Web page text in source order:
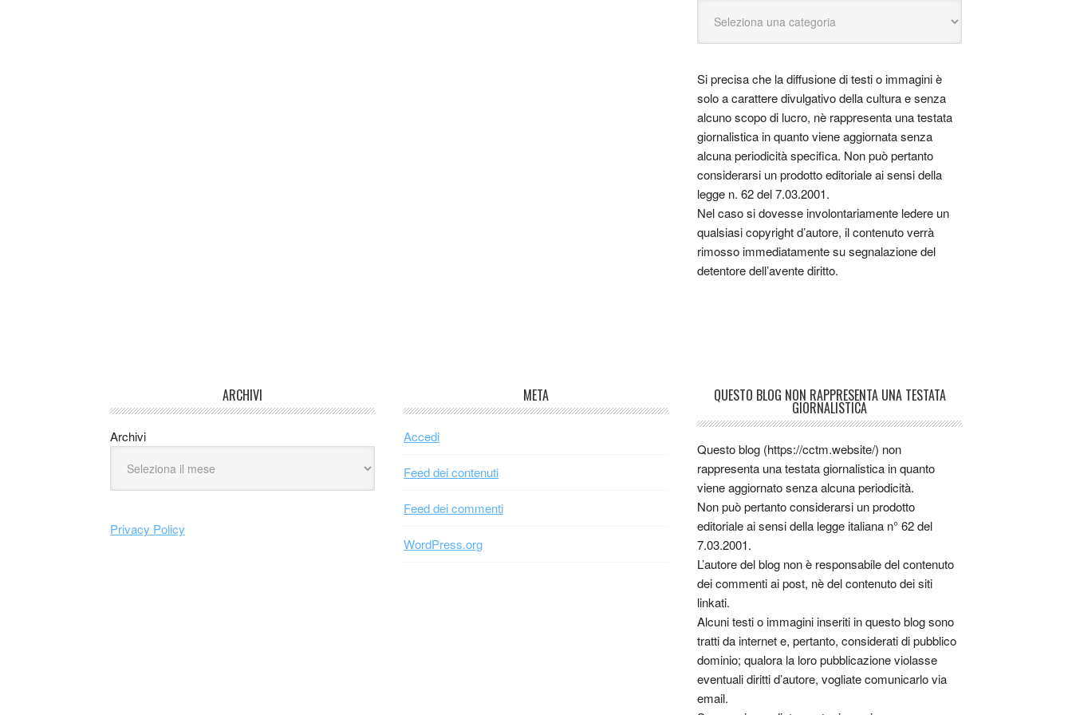
Si precisa che la diffusione di testi o immagini è
solo a carattere divulgativo della cultura e senza
alcuno scopo di lucro, nè rappresenta una testata
giornalistica in quanto viene aggiornata senza
alcuna periodicità specifica. Non può pertanto
considerarsi un prodotto editoriale ai sensi della
legge n. 62 del 7.03.2001.
Nel caso si dovesse involontariamente ledere un
qualsiasi copyright d’autore, il contenuto verrà
rimosso immediatamente su segnalazione del
detentore dell’avente diritto.
ARCHIVI
Archivi
Privacy Policy
META
Accedi
Feed dei contenuti
Feed dei commenti
WordPress.org
QUESTO BLOG NON RAPPRESENTA UNA TESTATA
GIORNALISTICA
Questo blog (https://cctm.website/) non
rappresenta una testata giornalistica in quanto
viene aggiornato senza alcuna periodicità.
Non può pertanto considerarsi un prodotto
editoriale ai sensi della legge italiana n° 62 del
7.03.2001.
L’autore del blog non è responsabile del contenuto
dei commenti ai post, nè del contenuto dei siti
linkati.
Alcuni testi o immagini inseriti in questo blog sono
tratti da internet e, pertanto, considerati di pubblico
dominio; qualora la loro pubblicazione violasse
eventuali diritti d’autore, vogliate comunicarlo via
email.